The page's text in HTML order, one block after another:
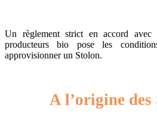
Un règlement strict en accord avec
producteurs bio pose les
approvisionner un Stolon.
A l’origine